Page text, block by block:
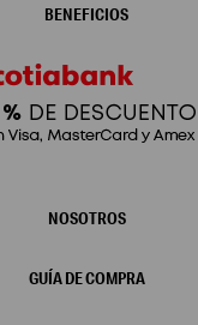
NOSOTROS
GUÍA DE COMPRA
BENEFICIOS